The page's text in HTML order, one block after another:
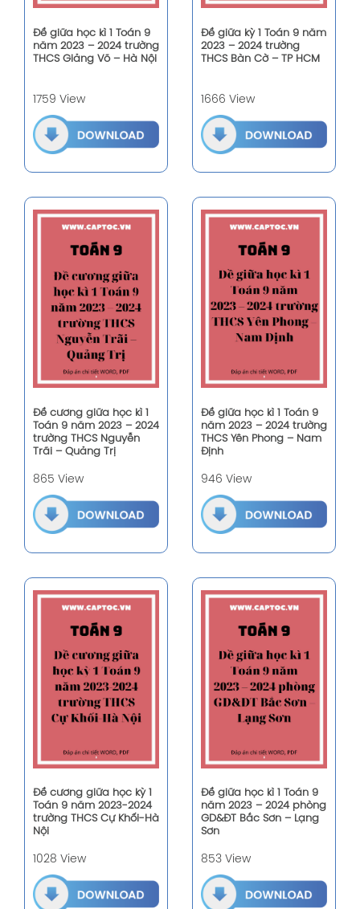
Đề giữa học kì 1 Toán 9
năm 2023 – 2024 trường
THCS Giảng Võ – Hà Nội
1759 View
Đề giữa kỳ 1 Toán 9 năm
2023 – 2024 trường
THCS Bàn Cờ – TP HCM
1666 View
Đề cương giữa học kì 1
Toán 9 năm 2023 – 2024
trường THCS Nguyễn
Trãi – Quảng Trị
865 View
Đề giữa học kì 1 Toán 9
năm 2023 – 2024 trường
THCS Yên Phong – Nam
Định
946 View
Đề cương giữa học kỳ 1
Toán 9 năm 2023-2024
trường THCS Cự Khối-Hà
Nội
1028 View
Đề giữa học kì 1 Toán 9
năm 2023 – 2024 phòng
GD&ĐT Bắc Sơn – Lạng
Sơn
853 View